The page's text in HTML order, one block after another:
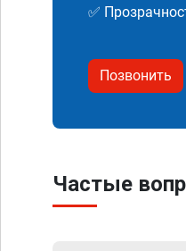
✅
Позвонить
Частые